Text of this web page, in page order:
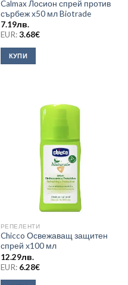
Calmax Лосион спрей против
сърбеж х50 мл Biotrade
7.19лв.
EUR:3.68€
КУПИ
РЕПЕЛЕНТИ
Chicco Освежаващ защитен
спрей х100 мл
12.29лв.
EUR: 6.28€